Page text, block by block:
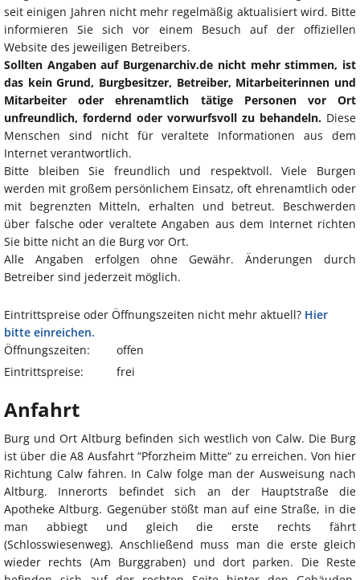
seit einigen Jahren nicht mehr regelmäßig aktualisiert wird. Bitte
informieren Sie sich vor einem Besuch auf der offiziellen
Website des jeweiligen Betreibers.
Sollten Angaben auf Burgenarchiv.de nicht mehr stimmen, ist
das kein Grund, Burgbesitzer, Betreiber, Mitarbeiterinnen und
Mitarbeiter oder ehrenamtlich tätige Personen vor Ort
unfreundlich, fordernd oder vorwurfsvoll zu behandeln. Diese
Menschen sind nicht für veraltete Informationen aus dem
Internet verantwortlich.
Bitte bleiben Sie freundlich und respektvoll. Viele Burgen
werden mit großem persönlichem Einsatz, oft ehrenamtlich oder
mit begrenzten Mitteln, erhalten und betreut. Beschwerden
über falsche oder veraltete Angaben aus dem Internet richten
Sie bitte nicht an die Burg vor Ort.
Alle Angaben erfolgen ohne Gewähr. Änderungen durch
Betreiber sind jederzeit möglich.
Eintrittspreise oder Öffnungszeiten nicht mehr aktuell? Hier
bitte einreichen.
Öffnungszeiten:
offen
Eintrittspreise:
frei
Anfahrt
Burg und Ort Altburg befinden sich westlich von Calw. Die Burg
ist über die A8 Ausfahrt “Pforzheim Mitte“ zu erreichen. Von hier
Richtung Calw fahren. In Calw folge man der Ausweisung nach
Altburg. Innerorts befindet sich an der Hauptstraße die
Apotheke Altburg. Gegenüber stößt man auf eine Straße, in die
man abbiegt und gleich die erste rechts fährt
(Schlosswiesenweg). Anschließend muss man die erste gleich
wieder rechts (Am Burggraben) und dort parken. Die Reste